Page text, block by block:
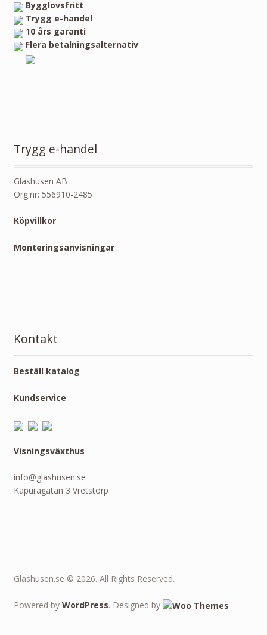
Bygglovsfritt
Trygg e-handel
10 års garanti
Flera betalningsalternativ
Trygg e-handel
Glashusen AB
Org.nr: 556910-2485
Köpvillkor
Monteringsanvisningar
Kontakt
Beställ katalog
Kundservice
Visningsväxthus
info@glashusen.se
Kapuragatan 3 Vretstorp
Glashusen.se © 2026. All Rights Reserved.
Powered by WordPress. Designed by